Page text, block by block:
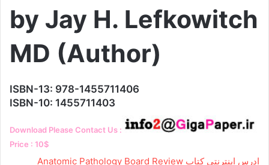
by Jay H. Lefkowitch
MD (Author)
ISBN-13: 978-1455711406
ISBN-10: 1455711403
Download Please Contact Us :
Price : 10$
ادرس اینترنتی کتاب Anatomic Pathology Board Review